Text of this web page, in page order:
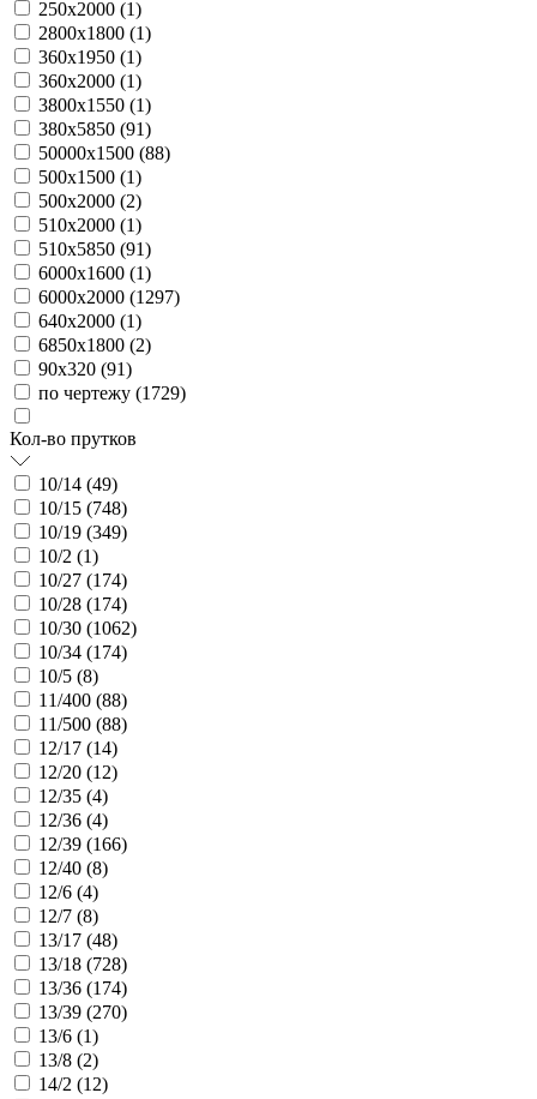
250х2000 (1)
2800х1800 (1)
360х1950 (1)
360х2000 (1)
3800х1550 (1)
380х5850 (91)
50000х1500 (88)
500х1500 (1)
500х2000 (2)
510х2000 (1)
510х5850 (91)
6000х1600 (1)
6000х2000 (1297)
640х2000 (1)
6850х1800 (2)
90х320 (91)
по чертежу (1729)
Кол-во прутков
10/14 (49)
10/15 (748)
10/19 (349)
10/2 (1)
10/27 (174)
10/28 (174)
10/30 (1062)
10/34 (174)
10/5 (8)
11/400 (88)
11/500 (88)
12/17 (14)
12/20 (12)
12/35 (4)
12/36 (4)
12/39 (166)
12/40 (8)
12/6 (4)
12/7 (8)
13/17 (48)
13/18 (728)
13/36 (174)
13/39 (270)
13/6 (1)
13/8 (2)
14/2 (12)